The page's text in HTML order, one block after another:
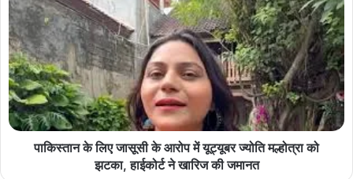
पाकिस्तान के लिए जासूसी के आरोप में यूट्यूबर ज्योति मल्होत्रा को
झटका, हाईकोर्ट ने खारिज की जमानत